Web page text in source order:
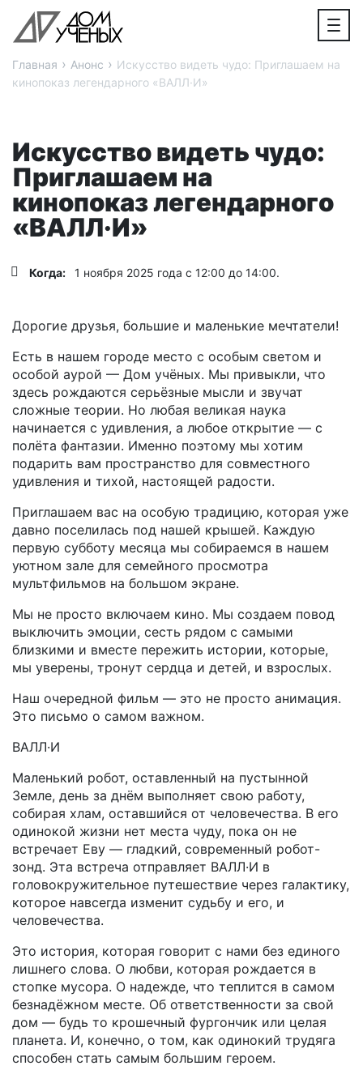
Главная › Анонс › Искусство видеть чудо: Приглашаем на
кинопоказ легендарного «ВАЛЛ·И»
Искусство видеть чудо:
Приглашаем на
кинопоказ легендарного
«ВАЛЛ·И»
Когда: 1 ноября 2025 года с 12:00 до 14:00.
Дорогие друзья, большие и маленькие мечтатели!
Есть в нашем городе место с особым светом и
особой аурой — Дом учёных. Мы привыкли, что
здесь рождаются серьёзные мысли и звучат
сложные теории. Но любая великая наука
начинается с удивления, а любое открытие — с
полёта фантазии. Именно поэтому мы хотим
подарить вам пространство для совместного
удивления и тихой, настоящей радости.
Приглашаем вас на особую традицию, которая уже
давно поселилась под нашей крышей. Каждую
первую субботу месяца мы собираемся в нашем
уютном зале для семейного просмотра
мультфильмов на большом экране.
Мы не просто включаем кино. Мы создаем повод
выключить эмоции, сесть рядом с самыми
близкими и вместе пережить истории, которые,
мы уверены, тронут сердца и детей, и взрослых.
Наш очередной фильм — это не просто анимация.
Это письмо о самом важном.
ВАЛЛ·И
Маленький робот, оставленный на пустынной
Земле, день за днём выполняет свою работу,
собирая хлам, оставшийся от человечества. В его
одинокой жизни нет места чуду, пока он не
встречает Еву — гладкий, современный робот-
зонд. Эта встреча отправляет ВАЛЛ·И в
головокружительное путешествие через галактику,
которое навсегда изменит судьбу и его, и
человечества.
Это история, которая говорит с нами без единого
лишнего слова. О любви, которая рождается в
стопке мусора. О надежде, что теплится в самом
безнадёжном месте. Об ответственности за свой
дом — будь то крошечный фургончик или целая
планета. И, конечно, о том, как одинокий трудяга
способен стать самым большим героем.